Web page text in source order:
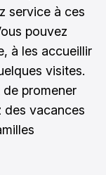
service à ces
pouvez
à les accueillir
visites.
de promener
des vacances